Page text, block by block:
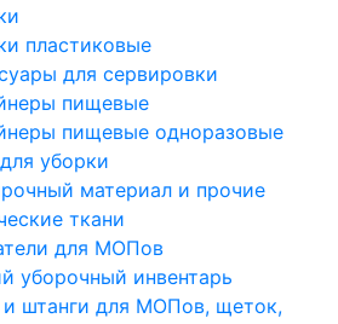
пластиковые
для сервировки
пищевые
пищевые одноразовые
уборки
материал и прочие
ткани
для МОПов
уборочный инвентарь
и штанги для МОПов, щеток,